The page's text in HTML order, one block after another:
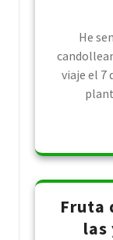
He
viaje el 7
Fruta
las